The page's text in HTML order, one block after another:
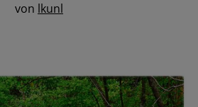
von lkunl